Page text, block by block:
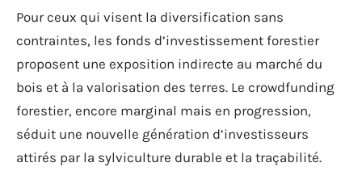
Pour ceux qui visent la diversification sans
contraintes, les fonds d’investissement forestier
proposent une exposition indirecte au marché du
bois et à la valorisation des terres. Le crowdfunding
forestier, encore marginal mais en progression,
séduit une nouvelle génération d’investisseurs
attirés par la sylviculture durable et la traçabilité.